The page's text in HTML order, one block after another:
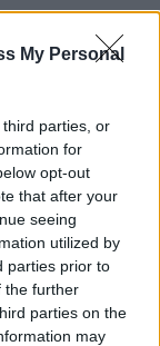
My Personal
parties, or
for
opt-out
that after your
seeing
utilized by
parties prior to
the further
parties on the
may
seri danni alle
finestre ha messo
a Castiglione
aver
una
che è intervenuta